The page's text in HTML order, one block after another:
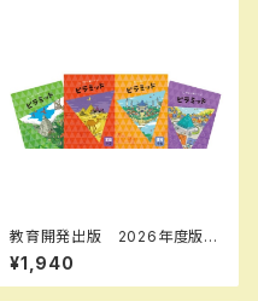
教育開発出版 2026年度版
ピラミッド 社会 小5，6 各
学年（選択ください） 問題集本
体と別冊解答つき 新品完全セ
¥1,940